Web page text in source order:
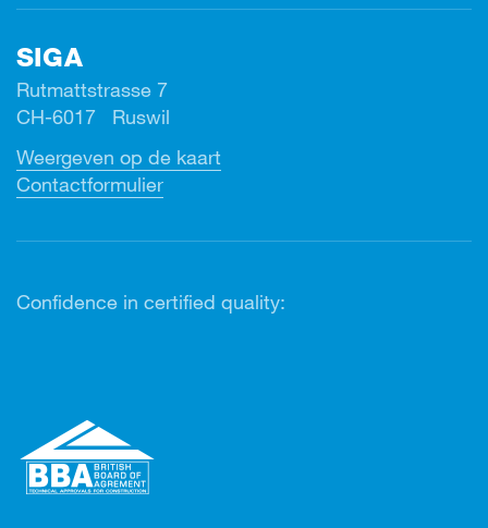
SIGA
Rutmattstrasse 7
CH-6017 Ruswil
Weergeven op de kaart
Contactformulier
Confidence in certified quality: